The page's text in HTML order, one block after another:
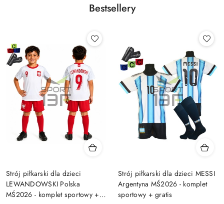
Bestsellery
Strój piłkarski dla dzieci
LEWANDOWSKI Polska
MŚ2026 - komplet sportowy +
Strój piłkarski dla dzieci MESSI
Argentyna MŚ2026 - komplet
sportowy + gratis